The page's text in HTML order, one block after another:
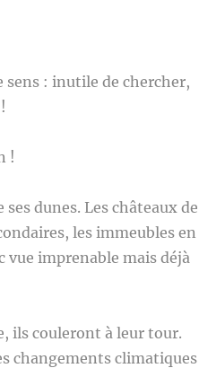
sens : inutile de chercher,
!
dunes. Les châteaux de
les immeubles en
imprenable mais déjà
ils couleront à leur tour.
changements climatiques